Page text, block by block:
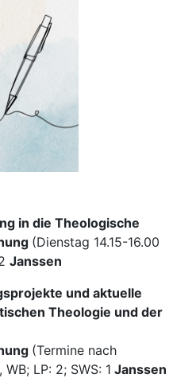
in die Theologische
(Dienstag 14.15-16.00
Janssen
und aktuelle
Theologie und der
(Termine nach
LP: 2; SWS: 1 Janssen